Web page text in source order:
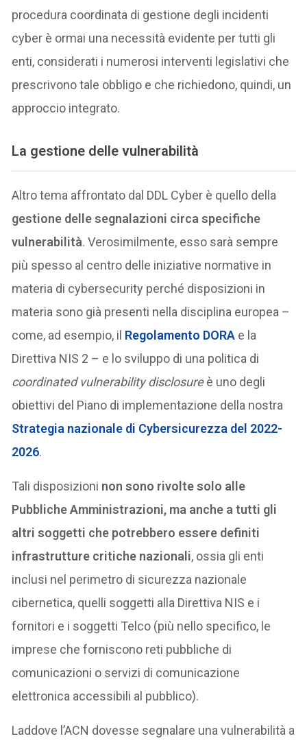
procedura coordinata di gestione degli incidenti
cyber è ormai una necessità evidente per tutti gli
enti, considerati i numerosi interventi legislativi che
prescrivono tale obbligo e che richiedono, quindi, un
approccio integrato.
La gestione delle vulnerabilità
Altro tema affrontato dal DDL Cyber è quello della
gestione delle segnalazioni circa specifiche
vulnerabilità. Verosimilmente, esso sarà sempre
più spesso al centro delle iniziative normative in
materia di cybersecurity perché disposizioni in
materia sono già presenti nella disciplina europea –
come, ad esempio, il Regolamento DORA e la
Direttiva NIS 2 – e lo sviluppo di una politica di
coordinated vulnerability disclosureè uno degli
obiettivi del Piano di implementazione della nostra
Strategia nazionale di Cybersicurezza del 2022-
2026.
Tali disposizioni non sono rivolte solo alle
Pubbliche Amministrazioni, ma anche a tutti gli
altri soggetti che potrebbero essere definiti
infrastrutture critiche nazionali, ossia gli enti
inclusi nel perimetro di sicurezza nazionale
cibernetica, quelli soggetti alla Direttiva NIS e i
fornitori e i soggetti Telco (più nello specifico, le
imprese che forniscono reti pubbliche di
comunicazioni o servizi di comunicazione
elettronica accessibili al pubblico).
Laddove l’ACN dovesse segnalare una vulnerabilità a